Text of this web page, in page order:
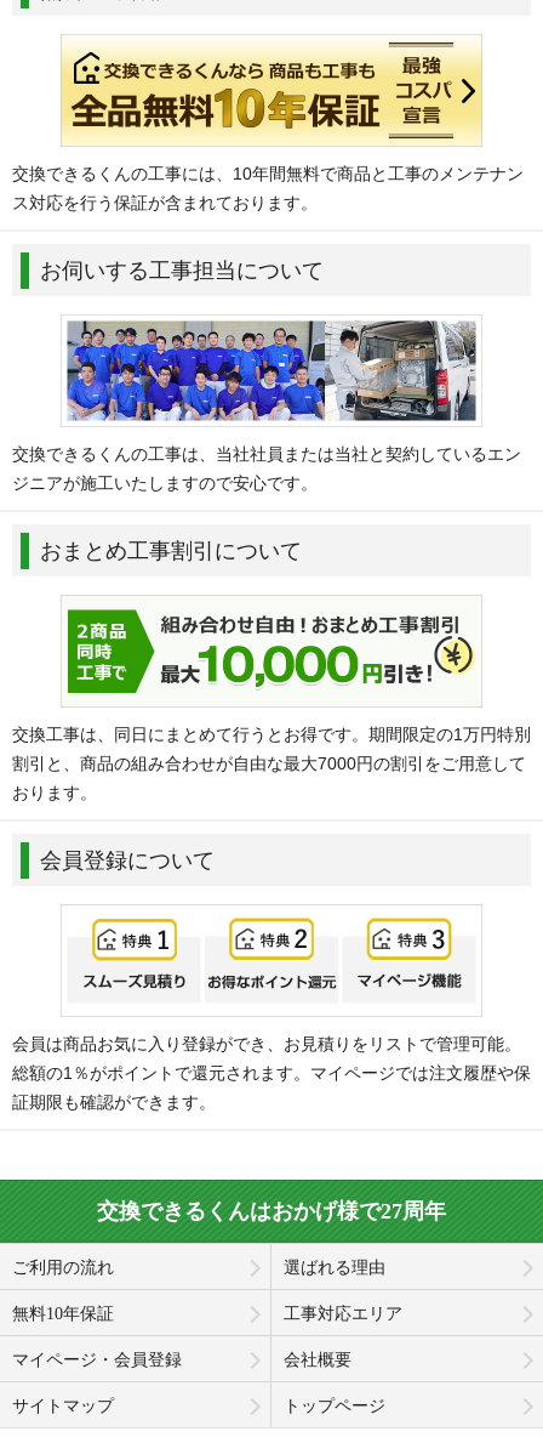
交換できるくんの工事には、10年間無料で商品と工事のメンテナン
ス対応を行う保証が含まれております。
お伺いする工事担当について
交換できるくんの工事は、当社社員または当社と契約しているエン
ジニアが施工いたしますので安心です。
おまとめ工事割引について
交換工事は、同日にまとめて行うとお得です。期間限定の1万円特別
割引と、商品の組み合わせが自由な最大7000円の割引をご用意して
おります。
会員登録について
会員は商品お気に入り登録ができ、お見積りをリストで管理可能。
総額の1％がポイントで還元されます。マイページでは注文履歴や保
証期限も確認ができます。
交換できるくんはおかげ様で27周年
ご利用の流れ 選ばれる理由
無料10年保証 工事対応エリア
マイページ・会員登録 会社概要
サイトマップ トップページ